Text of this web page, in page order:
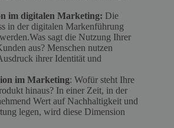
im digitalen Marketing: Die
in der digitalen Markenführung
sagt die Nutzung Ihrer
aus? Menschen nutzen
ihrer Identität und
im Marketing: Wofür steht Ihre
hinaus? In einer Zeit, in der
Wert auf Nachhaltigkeit und
legen, wird diese Dimension